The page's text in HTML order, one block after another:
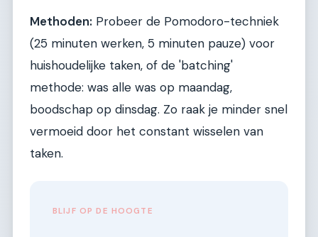
Methoden: Probeer de Pomodoro-techniek
(25 minuten werken, 5 minuten pauze) voor
huishoudelijke taken, of de 'batching'
methode: was alle was op maandag,
boodschap op dinsdag. Zo raak je minder snel
vermoeid door het constant wisselen van
taken.
BLIJF OP DE HOOGTE